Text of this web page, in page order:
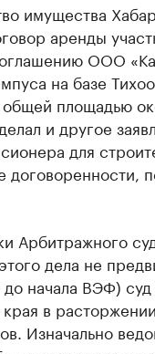
имущества
аренды
ООО
на базе
площадью
и другое
для
договоренности,
Арбитражного
дела не
начала ВЭФ) суд
в расторжении
Изначально